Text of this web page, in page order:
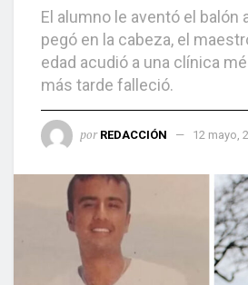
El alumno le aventó el balón
pegó en la cabeza, el
edad acudió a una clínica
más tarde falleció.
por REDACCIÓN 12 mayo,